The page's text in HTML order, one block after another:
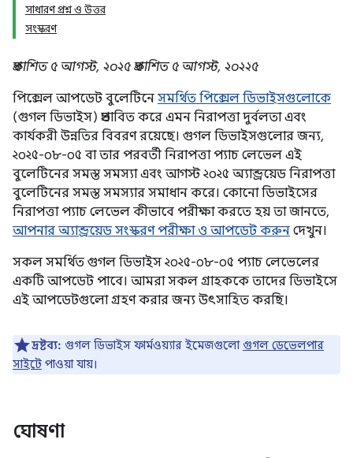
সাধারণ প্রশ্ন ও উত্তর
সংস্করণ
প্রকাশিত ৫ আগস্ট, ২০২৫ প্রকাশিত ৫ আগস্ট, ২০২২৫
পিক্সেল আপডেট বুলেটিনে সমর্থিত পিক্সেল ডিভাইসগুলোকে
(গুগল ডিভাইস) প্রভাবিত করে এমন নিরাপত্তা দুর্বলতা এবং
কার্যকরী উন্নতির বিবরণ রয়েছে। গুগল ডিভাইসগুলোর জন্য,
২০২৫-০৮-০৫ বা তার পরবর্তী নিরাপত্তা প্যাচ লেভেল এই
বুলেটিনের সমস্ত সমস্যা এবং আগস্ট ২০২৫ অ্যান্ড্রয়েড নিরাপত্তা
বুলেটিনের সমস্ত সমস্যার সমাধান করে। কোনো ডিভাইসের
নিরাপত্তা প্যাচ লেভেল কীভাবে পরীক্ষা করতে হয় তা জানতে,
আপনার অ্যান্ড্রয়েড সংস্করণ পরীক্ষা ও আপডেট করুন দেখুন।
সকল সমর্থিত গুগল ডিভাইস ২০২৫-০৮-০৫ প্যাচ লেভেলের
একটি আপডেট পাবে। আমরা সকল গ্রাহককে তাদের ডিভাইসে
এই আপডেটগুলো গ্রহণ করার জন্য উৎসাহিত করছি।
দ্রষ্টব্য: গুগল ডিভাইস ফার্মওয়্যার ইমেজগুলো গুগল ডেভেলপার
সাইটে পাওয়া যায়।
ঘোষণা